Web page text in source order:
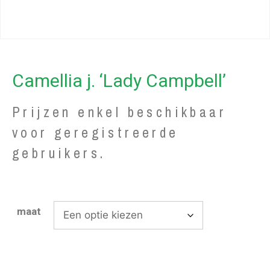
Camellia j. ‘Lady Campbell’
Prijzen enkel beschikbaar
voor geregistreerde
gebruikers.
maat